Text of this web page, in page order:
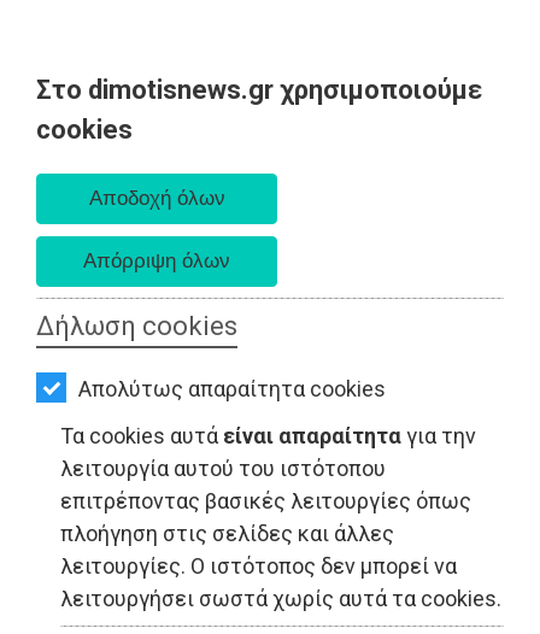
Στο dimotisnews.gr χρησιμοποιούμε
cookies
Δήλωση cookies
Απολύτως απαραίτητα cookies
Τα cookies αυτά είναι απαραίτηταγια την
λειτουργία αυτού του ιστότοπου
επιτρέποντας βασικές λειτουργίες όπως
πλοήγηση στις σελίδες και άλλες
λειτουργίες. Ο ιστότοπος δεν μπορεί να
λειτουργήσει σωστά χωρίς αυτά τα cookies.
AΡΧΙΚΗ
ΕΙΔΗΣΕΙΣ
ΠΟΛΙΤΙΚΗ
ΤΟΠΙΚΗ
ΑΥΤΟΔΙΟΙΚΗΣΗ
ΟΙΚΟΝΟΜΙΑ
ΑΘΛΗΤΙΣΜΟΣ
ΠΟΛΙΤΙΣΜΟΣ
ΣΠΙΤΙ-
ΚΗΠΟΣ
ΥΓΕΙΑ
LIFESTYLE - Μαραθώνας